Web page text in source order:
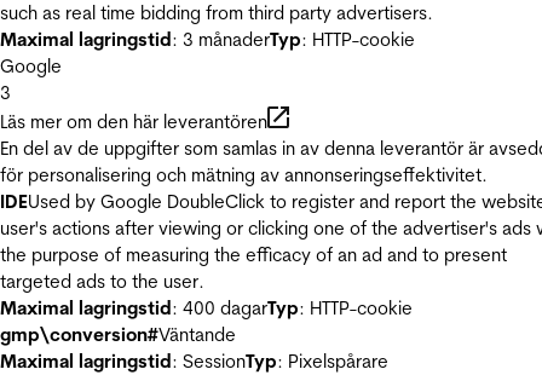
such as real time bidding from third party advertisers.
Maximal lagringstid: 3 månaderTyp: HTTP-cookie
Google
3
Läs mer om den här leverantören
En del av de uppgifter som samlas in av denna leverantör är
för personalisering och mätning av annonseringseffektivitet.
IDEUsed by Google DoubleClick to register and report the
user's actions after viewing or clicking one of the advertiser's ads
the purpose of measuring the efficacy of an ad and to present
targeted ads to the user.
Maximal lagringstid: 400 dagarTyp: HTTP-cookie
gmp\conversion#Väntande
Maximal lagringstid: SessionTyp: Pixelspårare